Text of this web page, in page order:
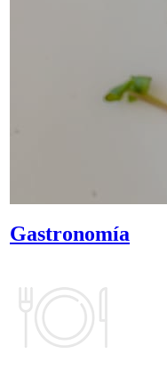
Gastronomía